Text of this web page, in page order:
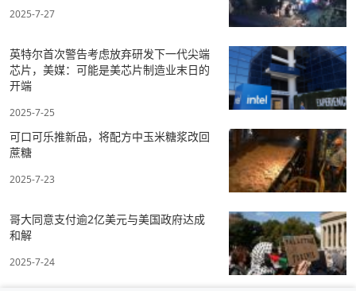
2025-7-27
英特尔首次警告考虑放弃研发下一代尖端
芯片，美媒：可能是美芯片制造业末日的
开端
2025-7-25
可口可乐推新品，将配方中玉米糖浆改回
蔗糖
2025-7-23
哥大同意支付逾2亿美元与美国政府达成
和解
2025-7-24